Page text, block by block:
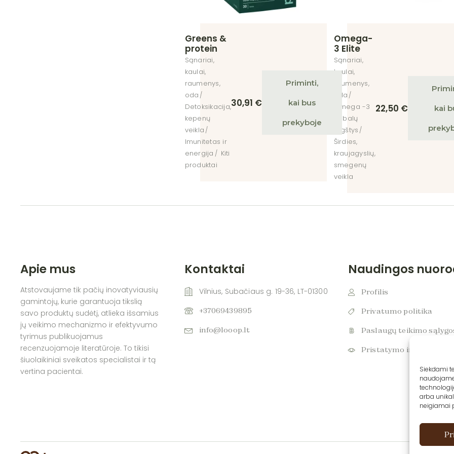
Siekdami
arba
neigiamai
Greens &
protein
Sąnariai,
kaulai,
raumenys,
oda
Detoksikacija,
kepenų
veikla
Imunitetas ir
energija
Kiti
produktai
30,91 €
Priminti,
kai bus
prekyboje
Omega-
3 Elite
Sąnariai,
kaulai,
raumenys,
oda
Omega -3
riebalų
rūgštys
Širdies,
kraujagyslių,
smegenų
veikla
22,50 € kai
Apie mus
Atstovaujame tik pačių inovatyviausių
gamintojų, kurie garantuoja tikslią
savo produktų sudėtį, atlieka išsamius
jų veikimo mechanizmo ir efektyvumo
tyrimus publikuojamus
recenzuojamoje literatūroje. To tikisi
šiuolaikiniai sveikatos specialistai ir tą
vertina pacientai.
Kontaktai
Vilnius, Subačiaus g. 19-36, LT-01300
+37069439895
info@looop.lt
Naudingos
Profilis
Privatumo politika
Paslaugų teikimo
Pristatymo ir grąžinimo